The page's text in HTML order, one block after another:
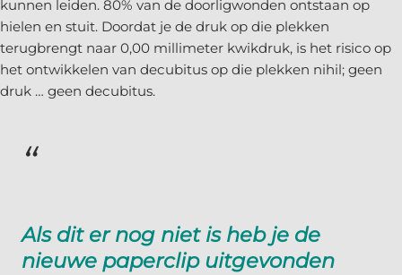
kunnen leiden. 80% van de doorligwonden ontstaan op
hielen en stuit. Doordat je de druk op die plekken
terugbrengt naar 0,00 millimeter kwikdruk, is het risico op
het ontwikkelen van decubitus op die plekken nihil; geen
druk … geen decubitus.
Als dit er nog niet is heb je de
nieuwe paperclip uitgevonden